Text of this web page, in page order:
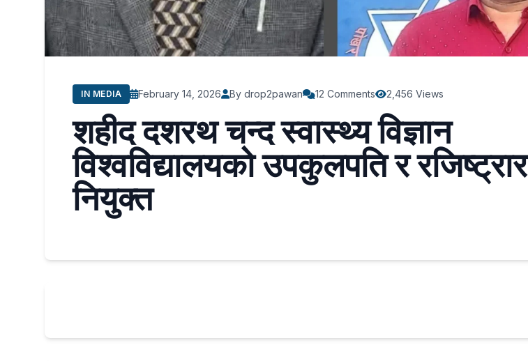
IN MEDIA February 14, 2026 By drop2pawan 12 Comments 2,456 Views
शहीद दशरथ चन्द स्वास्थ्य विज्ञान
विश्वविद्यालयको उपकुलपति र रजिष्ट्रार
नियुक्त